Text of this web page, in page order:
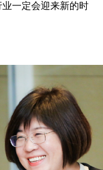
一定会迎来新的时